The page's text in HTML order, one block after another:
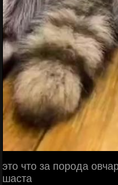
это что за порода
шаста